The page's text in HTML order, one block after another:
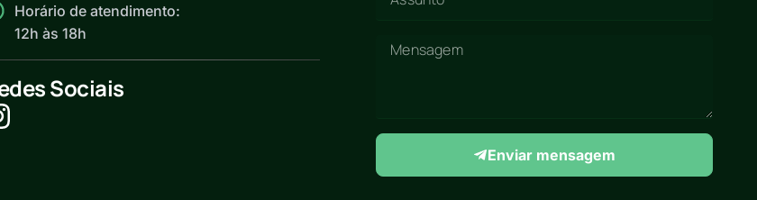
Horário de atendimento:
12h às 18h
Sociais
Enviar mensagem